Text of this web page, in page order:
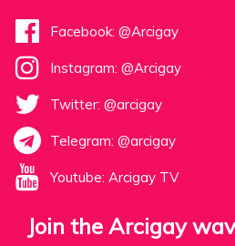
Facebook: @Arcigay
Instagram: @Arcigay
Twitter: @arcigay
Telegram: @arcigay
Youtube: Arcigay TV
Join the Arcigay